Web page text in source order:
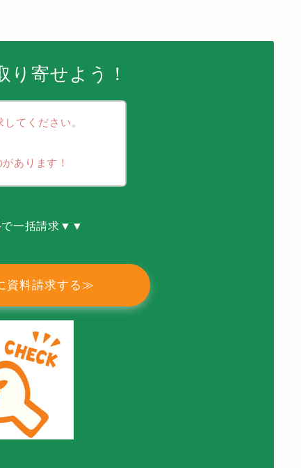
り寄せよう！
てください。
のがあります！
で一括請求▼▼
資料請求する≫